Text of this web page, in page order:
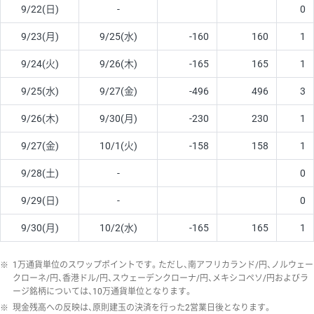
9/22(日) - 0
9/23(月) 9/25(水) -160 160 1
9/24(火) 9/26(木) -165 165 1
9/25(水) 9/27(金) -496 496 3
9/26(木) 9/30(月) -230 230 1
9/27(金) 10/1(火) -158 158 1
9/28(土) - 0
9/29(日) - 0
9/30(月) 10/2(水) -165 165 1
※ 1万通貨単位のスワップポイントです。ただし、南アフリカランド/円、ノルウェー
クローネ/円、香港ドル/円、スウェーデンクローナ/円、メキシコペソ/円およびラ
ージ銘柄については、10万通貨単位となります。
※ 現金残高への反映は、原則建玉の決済を行った2営業日後となります。